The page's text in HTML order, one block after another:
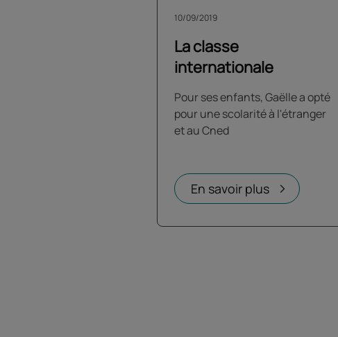
La classe
internationale
10/09/2019
Pour ses enfants, Gaëlle a opté
pour une scolarité à l'étranger
et au Cned
En savoir plus